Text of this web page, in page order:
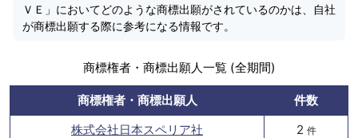
ＶＥ」においてどのような商標出願がされているのかは、自社
が商標出願する際に参考になる情報です。
商標権者・商標出願人一覧 (全期間)
商標権者・商標出願人
件数
株式会社日本スペリア社
2 件